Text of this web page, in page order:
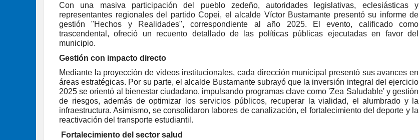
Con una masiva participación del pueblo zedeño, autoridades legislativas, eclesiásticas y
representantes regionales del partido Copei, el alcalde Víctor Bustamante presentó su informe de
gestión "Hechos y Realidades", correspondiente al año 2025. El evento, calificado como
trascendental, ofreció un recuento detallado de las políticas públicas ejecutadas en favor del
municipio.
Gestión con impacto directo
Mediante la proyección de videos institucionales, cada dirección municipal presentó sus avances en
áreas estratégicas. Por su parte, el alcalde Bustamante subrayó que la inversión integral del ejercicio
2025 se orientó al bienestar ciudadano, impulsando programas clave como 'Zea Saludable' y gestión
de riesgos, además de optimizar los servicios públicos, recuperar la vialidad, el alumbrado y la
infraestructura. Asimismo, se consolidaron labores de canalización, el fortalecimiento del deporte y la
reactivación del transporte estudiantil.
Fortalecimiento del sector salud